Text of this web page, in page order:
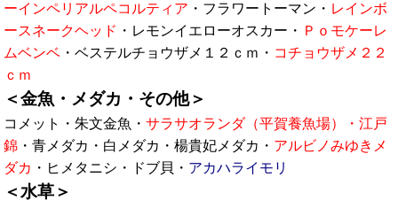
ーインペリアルペコルティア ・フラワートーマン・ レインボ
ースネークヘッド ・レモンイエローオスカー・ Ｐｏモケーレ
ムベンベ ・ベステルチョウザメ１２ｃｍ・ コチョウザメ２２
ｃｍ
＜金魚・メダカ・その他＞
コメット・朱文金魚・サラサオランダ（平賀養魚場）・江戸
錦 ・青メダカ・白メダカ・楊貴妃メダカ・ アルビノみゆきメ
ダカ ・ヒメタニシ・ドブ貝・ アカハライモリ
＜水草＞